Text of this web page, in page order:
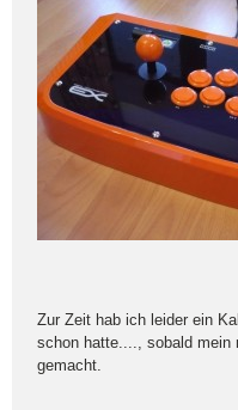
Zur Zeit hab ich leider ein
schon hatte...., sobald mein
gemacht.